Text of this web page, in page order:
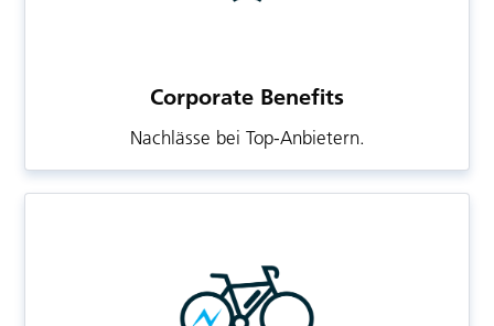
Corporate Benefits
Nachlässe bei Top-Anbietern.